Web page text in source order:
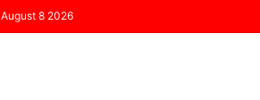
8 2026